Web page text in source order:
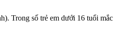
Trong số trẻ em dưới 16 tuổi mắc